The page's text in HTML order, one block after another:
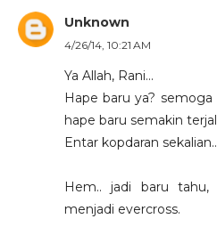
Unknown
4/26/14, 10:21 AM
Ya Allah, Rani...
Hape baru ya?
hape baru semakin
Entar kopdaran
Hem.. jadi baru tahu,
menjadi evercross.